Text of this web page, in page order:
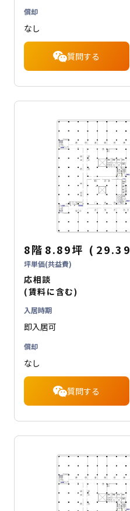
償却
なし
質問する
8階 8.89坪 ( 29.39
坪単価(共益費)
応相談
(賃料に含む)
入居時期
即入居可
償却
なし
質問する